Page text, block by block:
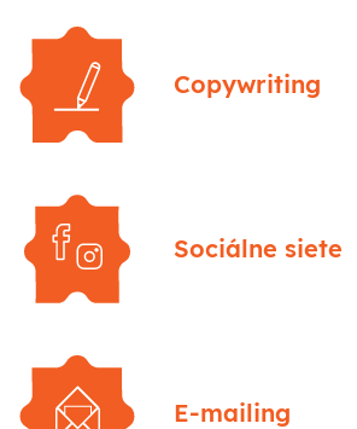
Copywriting
Sociálne siete
E-mailing